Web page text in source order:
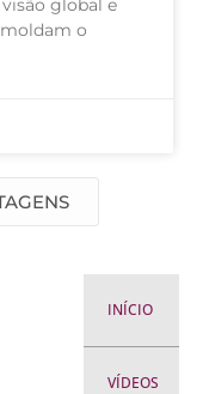
global e
o
INÍCIO
VÍDEOS